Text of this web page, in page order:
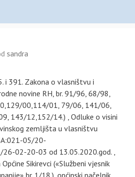
sandra
i 391. Zakona o vlasništvu i
novine RH, br. 91/96, 68/98,
00,114/01, 79/06, 141/06,
143/12,152/14.) , Odluke o visini
zemljišta u vlasništvu
05/20-
26-02-20-03 od 13.05.2020.god. ,
Sikirevci («Službeni vjesnik
br. 1/18.), općinski načelnik